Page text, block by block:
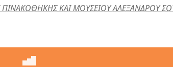
ΚΑΙ ΜΟΥΣΕΙΟΥ ΑΛΕΞΑΝΔΡΟΥ